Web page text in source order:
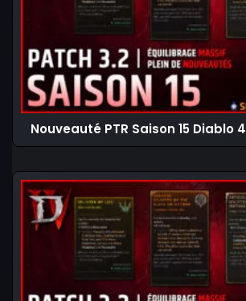
Nouveauté PTR Saison 15 Diablo 4